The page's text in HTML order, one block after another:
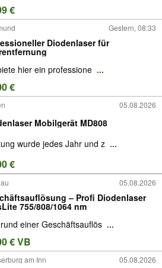
€
Gestern, 08:33
Diodenlaser für
hier ein professione ...
€
05.08.2026
Mobilgerät MD808
wurde jedes Jahr und z ...
€
05.08.2026
– Profi Diodenlaser
755/808/1064 nm
einer Geschäftsauflös ...
€ VB
am Inn 05.08.2026